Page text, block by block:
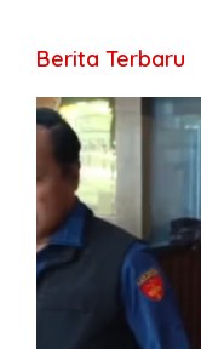
o
k
m p
p
ar
e
Berita Terbaru